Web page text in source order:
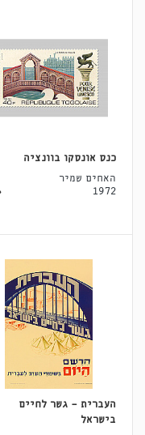
כנס אונסקו בוונציה
האחים שמיר
1972
העברית - גשר לחיים
בישראל